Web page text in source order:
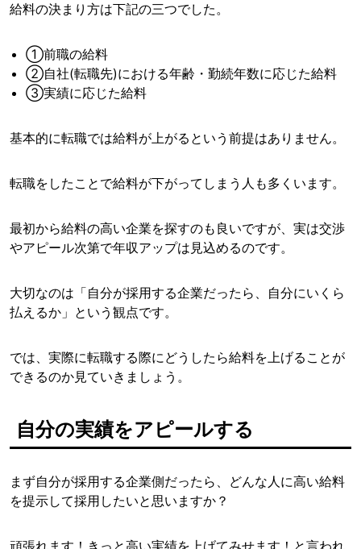
給料の決まり方は下記の三つでした。
①前職の給料
②自社(転職先)における年齢・勤続年数に応じた給料
③実績に応じた給料
基本的に転職では給料が上がるという前提はありません。
転職をしたことで給料が下がってしまう人も多くいます。
最初から給料の高い企業を探すのも良いですが、実は交渉
やアピール次第で年収アップは見込めるのです。
大切なのは「自分が採用する企業だったら、自分にいくら
払えるか」という観点です。
では、実際に転職する際にどうしたら給料を上げることが
できるのか見ていきましょう。
自分の実績をアピールする
まず自分が採用する企業側だったら、どんな人に高い給料
を提示して採用したいと思いますか？